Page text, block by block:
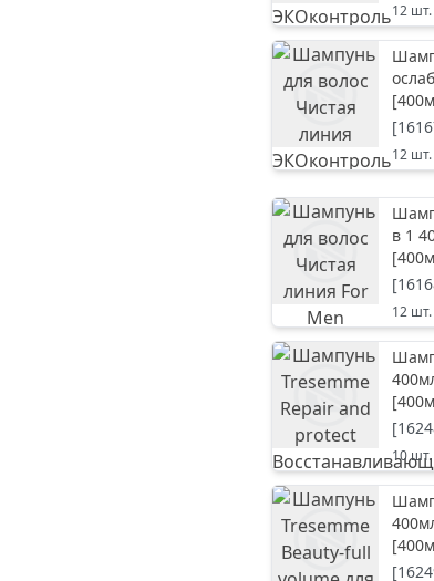
12
[
[
12
в 1
[
[
12
[
[
10шт.
[
[